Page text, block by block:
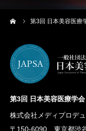
第3回 日本美容医療
第3回 日本美容医療学
株式会社メディプロデ
〒150-6090 東京都渋